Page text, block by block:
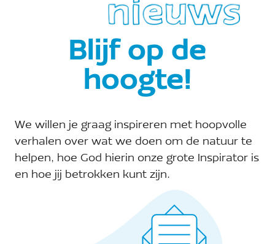
A Rocha Zwolle
Bekijk de site van Organisator
zwolle@arocha.org
Blijf op de
hoogte!
We willen je graag inspireren met hoopvolle
verhalen over wat we doen om de natuur te
helpen, hoe God hierin onze grote Inspirator is
en hoe jij betrokken kunt zijn.